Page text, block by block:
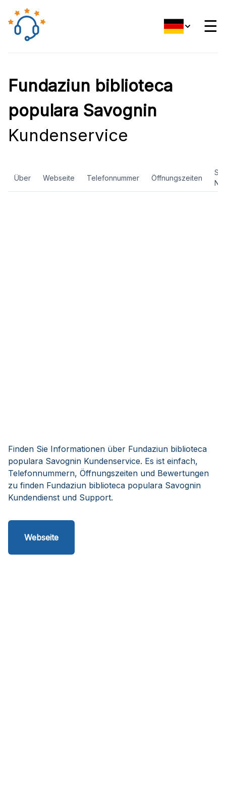
☰
Fundaziun biblioteca
populara Savognin
Kundenservice
Über Webseite Telefonnummer Öffnungszeiten
Finden Sie Informationen über Fundaziun biblioteca
populara Savognin Kundenservice. Es ist einfach,
Telefonnummern, Öffnungszeiten und Bewertungen
zu finden Fundaziun biblioteca populara Savognin
Kundendienst und Support.
Webseite